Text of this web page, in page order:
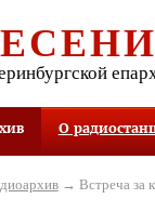
О
→ Встреча за